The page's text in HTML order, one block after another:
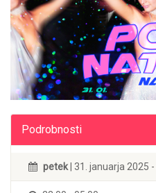
Podrobnosti
petek | 31. januarja 2025 -